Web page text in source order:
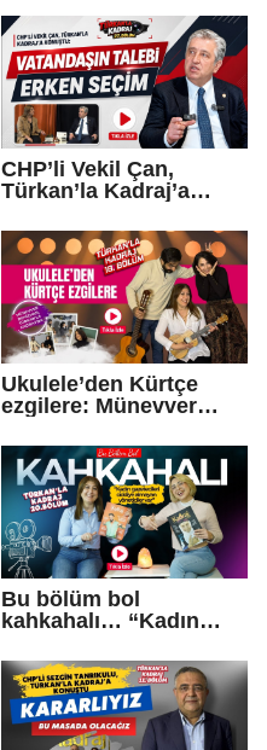
“Çocukların karnını
değil, karakterini
doyurun”
CHP’li Vekil Çan,
Türkan’la Kadraj’a
talebi erken seçim”
Ukulele’den Kürtçe
ezgilere: Münevver
Kadraj’da
Bu bölüm bol
kahkahalı… “Kadın
almayan yöneticiler….”